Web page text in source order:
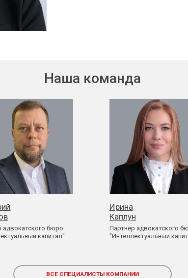
Наша команда
адвокатского бюро
капитал"
Ирина
Каплун
Партнер адвокатского
"Интеллектуальный
ВСЕ СПЕЦИАЛИСТЫ КОМПАНИИ